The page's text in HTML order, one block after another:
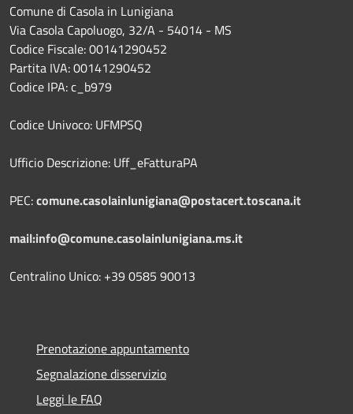
Comune di Casola in Lunigiana
Via Casola Capoluogo, 32/A - 54014 - MS
Codice Fiscale: 00141290452
Partita IVA: 00141290452
Codice IPA: c_b979
Codice Univoco: UFMPSQ
Ufficio Descrizione: Uff_eFatturaPA
PEC:comune.casolainlunigiana@postacert.toscana.it
mail:info@comune.casolainlunigiana.ms.it
Centralino Unico: +39 0585 90013
Prenotazione appuntamento
Segnalazione disservizio
Leggi le FAQ